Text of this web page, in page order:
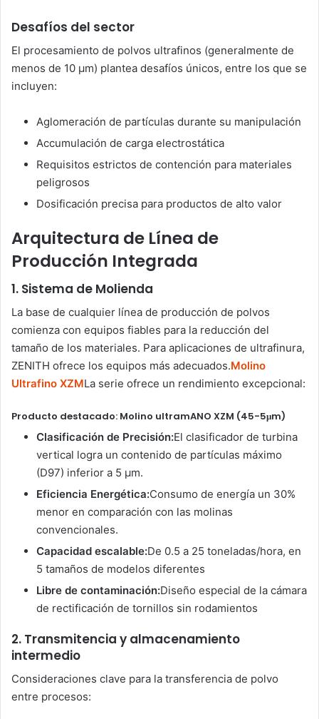
Desafíos del sector
El procesamiento de polvos ultrafinos (generalmente de
menos de 10 µm) plantea desafíos únicos, entre los que se
incluyen:
Aglomeración de partículas durante su manipulación
Accumulación de carga electrostática
Requisitos estrictos de contención para materiales
peligrosos
Dosificación precisa para productos de alto valor
Arquitectura de Línea de
Producción Integrada
1. Sistema de Molienda
La base de cualquier línea de producción de polvos
comienza con equipos fiables para la reducción del
tamaño de los materiales. Para aplicaciones de ultrafinura,
ZENITH ofrece los equipos más adecuados.Molino
Ultrafino XZMLa serie ofrece un rendimiento excepcional:
Producto destacado: Molino ultramANO XZM (45-5μm)
Clasificación de Precisión:El clasificador de turbina
vertical logra un contenido de partículas máximo
(D97) inferior a 5 μm.
Eficiencia Energética:Consumo de energía un 30%
menor en comparación con las molinas
convencionales.
Capacidad escalable:De 0.5 a 25 toneladas/hora, en
5 tamaños de modelos diferentes
Libre de contaminación:Diseño especial de la cámara
de rectificación de tornillos sin rodamientos
2. Transmitencia y almacenamiento
intermedio
Consideraciones clave para la transferencia de polvo
entre procesos: